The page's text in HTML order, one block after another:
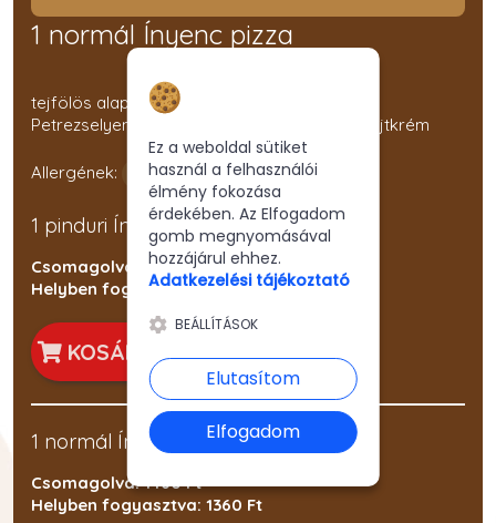
1 normál Ínyenc pizza
tejfölös alap, Kukorica, Mozarella, Pepperoni,
Petrezselyem, Pulykamell, Snidling, Sonkás sajtkrém
Allergének:
1 pinduri Ínyenc pizza
Csomagolva: 1250 Ft
Helyben fogyasztva: 1150 Ft
KOSÁRBA
1 normál Ínyenc pizza
Csomagolva: 1460 Ft
Helyben fogyasztva: 1360 Ft
Ez a weboldal sütiket
használ a felhasználói
élmény fokozása
érdekében. Az Elfogadom
gomb megnyomásával
hozzájárul ehhez.
Adatkezelési tájékoztató
BEÁLLÍTÁSOK
Elutasítom
Elfogadom